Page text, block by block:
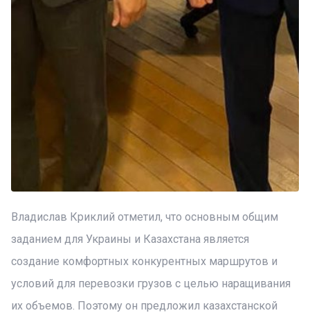
Владислав Криклий отметил, что основным общим
заданием для Украины и Казахстана является
создание комфортных конкурентных маршрутов и
условий для перевозки грузов с целью наращивания
их объемов. Поэтому он предложил казахстанской